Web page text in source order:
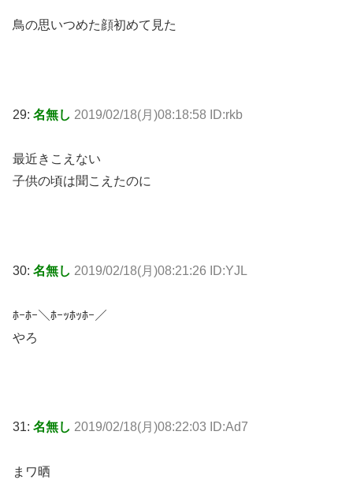
鳥の思いつめた顔初めて見た
29: 名無し 2019/02/18(月)08:18:58 ID:rkb
最近きこえない
子供の頃は聞こえたのに
30: 名無し 2019/02/18(月)08:21:26 ID:YJL
ﾎｰﾎｰ＼ﾎｰｯﾎｯﾎｰ／
やろ
31: 名無し 2019/02/18(月)08:22:03 ID:Ad7
まワ晒